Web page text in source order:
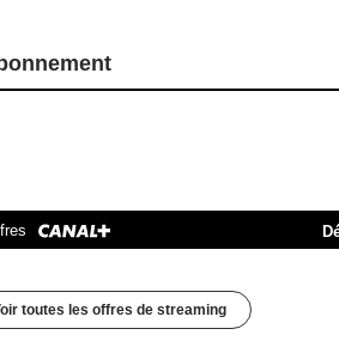
toutes les offres de streaming